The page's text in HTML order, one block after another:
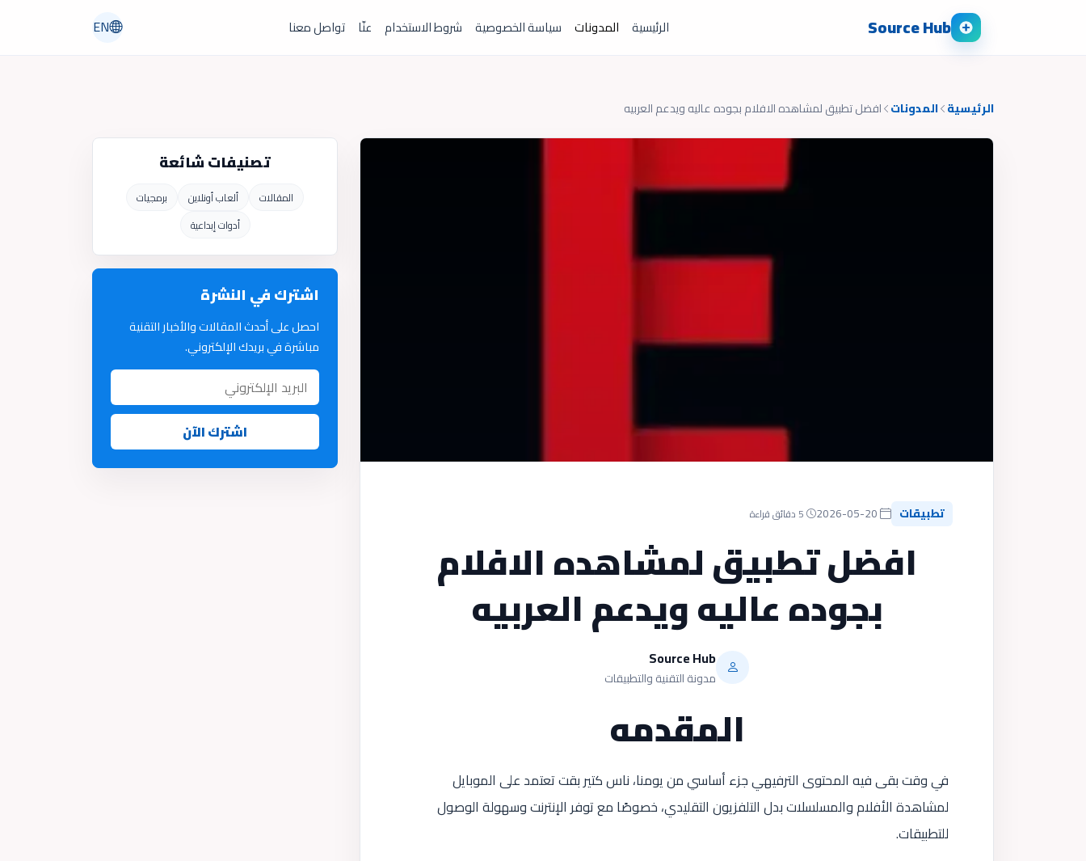
Source Hub الرئيسية المدونات سياسة الخصوصية شروط الاستخدام عنّا تواصل معنا EN
الرئيسية المدونات افضل تطبيق لمشاهده الافلام بجوده عاليه ويدعم العربيه
تصنيفات شائعة
المقالات ألعاب أونلاين
برمجيات
أدوات إبداعية
اشترك في النشرة
احصل على أحدث المقالات والأخبار التقنية
مباشرة في بريدك الإلكتروني.
اشترك الآن
تطبيقات
افضل تطبيق لمشاهده الافلام
بجوده عاليه ويدعم العربيه
Source Hub
مدونة التقنية والتطبيقات
المقدمه
في وقت بقى فيه المحتوى الترفيهي جزء أساسي من يومنا، ناس كتير بقت تعتمد على الموبايل
لمشاهدة الأفلام والمسلسلات بدل التلفزيون التقليدي، خصوصًا مع توفر الإنترنت وسهولة الوصول
للتطبيقات.